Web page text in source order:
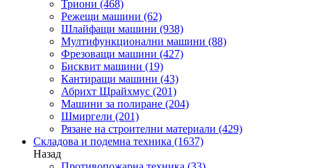
Триони (468)
Режещи машини (62)
Шлайфащи машини (938)
Мултифункционални машини (88)
Фрезоващи машини (427)
Бисквит машини (19)
Кантиращи машини (43)
Абрихт Щрайхмус (201)
Машини за полиране (204)
Шмиргели (201)
Рязане на строителни материали (429)
Складова и подемна техника (1637)
Назад